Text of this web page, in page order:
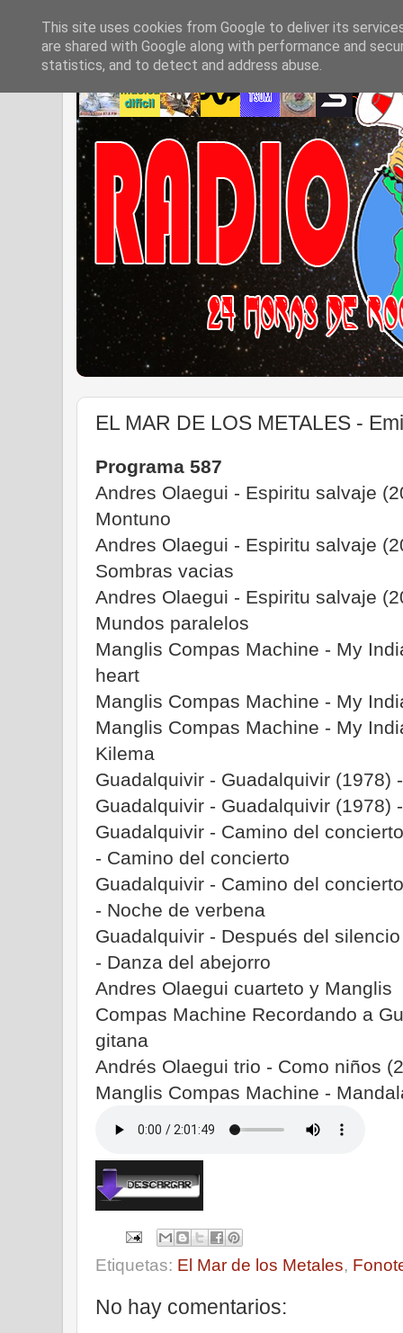
EL MAR DE LOS METALES -
Programa 587
Andres Olaegui - Espiritu salvaje
Montuno
Andres Olaegui - Espiritu salvaje
Sombras vacias
Andres Olaegui - Espiritu salvaje
Mundos paralelos
Manglis Compas Machine - My
heart
Manglis Compas Machine - My
Manglis Compas Machine - My
Kilema
Guadalquivir - Guadalquivir (1978)
Guadalquivir - Guadalquivir (1978)
Guadalquivir - Camino del
- Camino del concierto
Guadalquivir - Camino del
- Noche de verbena
Guadalquivir - Después del
- Danza del abejorro
Andres Olaegui cuarteto y Manglis
Compas Machine Recordando a
gitana
Andrés Olaegui trio - Como niños
Manglis Compas Machine -
Etiquetas: El Mar de los Metales,
No hay comentarios:
This site uses cookies from Google to deliver its
are shared with Google along with performance and
statistics, and to detect and address abuse.